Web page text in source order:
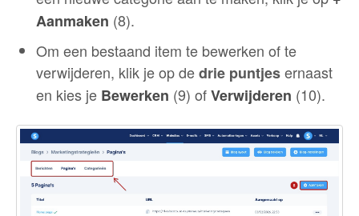
Aanmaken (8).
Om een bestaand item te bewerken of te
verwijderen, klik je op dedrie puntjesernaast
en kies je Bewerken (9) ofVerwijderen (10).